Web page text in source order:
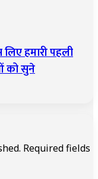
हमारी पहली
को सुने
Required fields